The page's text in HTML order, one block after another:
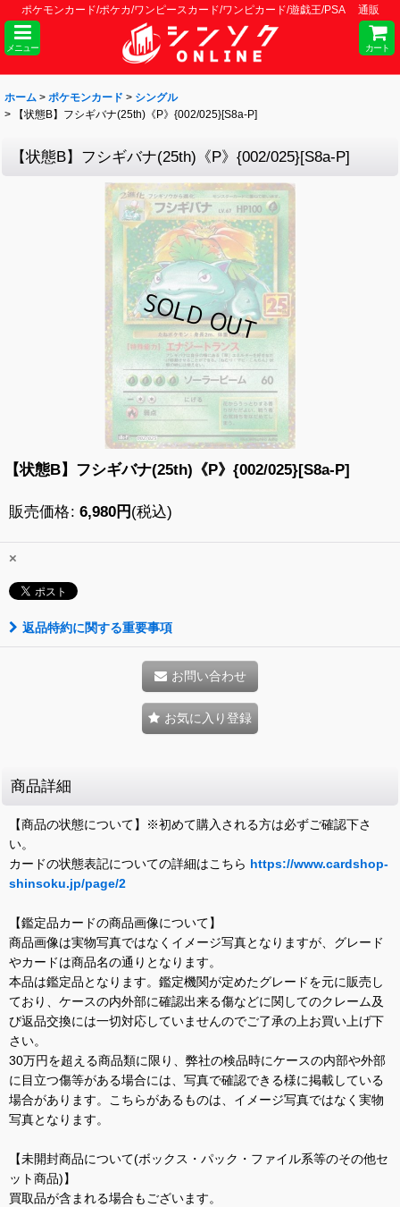
ポケモンカード/ポケカ/ワンピースカード/ワンピカード/遊戯王/PSA 通販
メニュー カート
ホーム > ポケモンカード > シングル
>
【状態B】フシギバナ(25th)《P》{002/025}[S8a-P]
【状態B】フシギバナ(25th)《P》{002/025}[S8a-P]
【状態B】フシギバナ(25th)《P》{002/025}[S8a-P]
販売価格: 6,980円 (税込)
×
返品特約に関する重要事項
お問い合わせ
お気に入り登録
商品詳細
【商品の状態について】※初めて購入される方は必ずご確認下さ
い。
カードの状態表記についての詳細はこちら https://www.cardshop-
shinsoku.jp/page/2
【鑑定品カードの商品画像について】
商品画像は実物写真ではなくイメージ写真となりますが、グレード
やカードは商品名の通りとなります。
本品は鑑定品となります。鑑定機関が定めたグレードを元に販売し
ており、ケースの内外部に確認出来る傷などに関してのクレーム及
び返品交換には一切対応していませんのでご了承の上お買い上げ下
さい。
30万円を超える商品類に限り、弊社の検品時にケースの内部や外部
に目立つ傷等がある場合には、写真で確認できる様に掲載している
場合があります。こちらがあるものは、イメージ写真ではなく実物
写真となります。
【未開封商品について(ボックス・パック・ファイル系等のその他セ
ット商品)】
買取品が含まれる場合もございます。